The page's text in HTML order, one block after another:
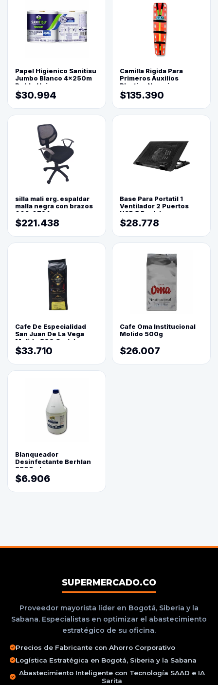
Papel Higienico Sanitisu
Jumbo Blanco 4x250m
Doble Hoja
$30.994
Camilla Rigida Para
Primeros Auxilios
Plastica Naranja
$135.390
silla mali erg. espaldar
malla negra con brazos
003-0794
$221.438
Base Para Portatil 1
Ventilador 2 Puertos
USB 5 Posiciones
$28.778
Cafe De Especialidad
San Juan De La Vega
Molido 500 Grs(=)
$33.710
Cafe Oma Institucional
Molido 500g
$26.007
Blanqueador
Desinfectante Berhlan
3800ml
$6.906
SUPERMERCADO.CO
Proveedor mayorista líder en Bogotá, Siberia y la
Sabana. Especialistas en optimizar el abastecimiento
estratégico de su oficina.
Precios de Fabricante con Ahorro Corporativo
Logística Estratégica en Bogotá, Siberia y la Sabana
Abastecimiento Inteligente con Tecnología SAAD e IA
Sarita